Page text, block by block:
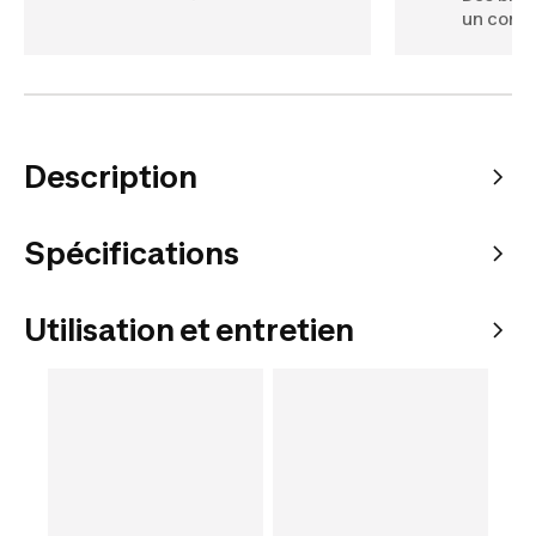
un
Description
Spécifications
Utilisation et entretien